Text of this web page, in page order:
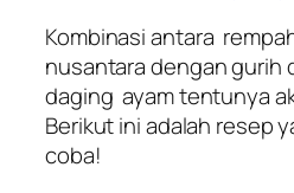
Kombinasi antara
nusantara dengan gurih
daging ayam tentunya
Berikut ini adalah resep
coba!